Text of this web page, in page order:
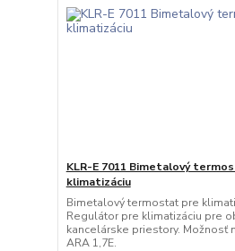
KLR-E 7011 Bimetalový
klimatizáciu
Bimetalový termostat pre
Regulátor pre klimatizáciu pre
kancelárske priestory. Možnosť
ARA 1,7E.